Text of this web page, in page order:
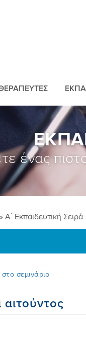
ένας
Α΄ Εκπαιδευτική Σειρά
σεμινάριο
αιτούντος